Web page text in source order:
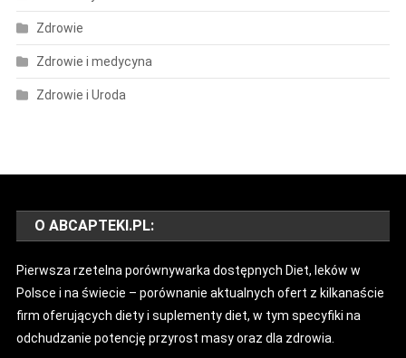
Zdrowie
Zdrowie i medycyna
Zdrowie i Uroda
O ABCAPTEKI.PL:
Pierwsza rzetelna porównywarka dostępnych Diet, leków w
Polsce i na świecie – porównanie aktualnych ofert z kilkanaście
firm oferujących diety i suplementy diet, w tym specyfiki na
odchudzanie potencję przyrost masy oraz dla zdrowia.